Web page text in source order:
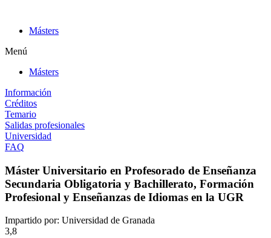
contenidoMásters
Menú
Másters
Información
Créditos
Temario
Salidas profesionales
Universidad
FAQ
Máster Universitario en Profesorado de Enseñanza
Secundaria Obligatoria y Bachillerato, Formación
Profesional y Enseñanzas de Idiomas en la UGR
Impartido por: Universidad de Granada
3,8